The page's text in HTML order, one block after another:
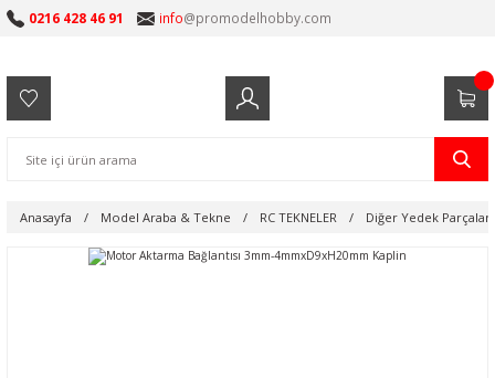
0216 428 46 91 info@promodelhobby.com
Anasayfa Model Araba & Tekne RC TEKNELER Diğer Yedek Parçalar